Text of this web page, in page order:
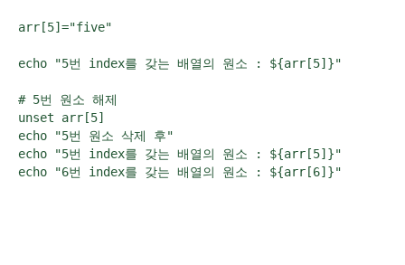
arr[5]="five"
echo "5번 index를 갖는 배열의 원소 : ${arr[5]}"
# 5번 원소 해제
unset arr[5]
echo "5번 원소 삭제 후"
echo "5번 index를 갖는 배열의 원소 : ${arr[5]}"